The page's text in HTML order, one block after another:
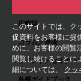
このサイトでは、ク
促資料をお客様に提
めに、お客様の閲覧
閲覧し続けることに
細については、 クッ
会計基準や税制、法
広報誌
コラム／対談
イベント／セミナー
各種ガイドブック